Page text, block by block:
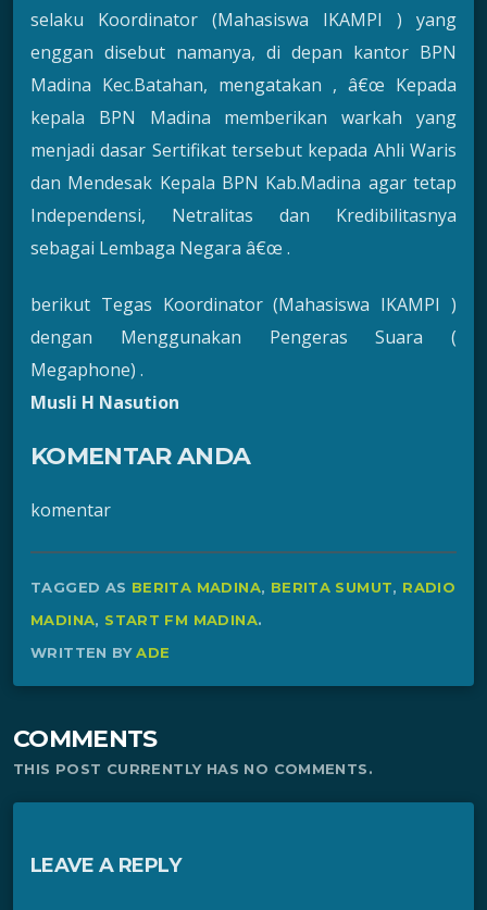
selaku Koordinator (Mahasiswa IKAMPI ) yang
enggan disebut namanya, di depan kantor BPN
Madina Kec.Batahan, mengatakan , â€œ Kepada
kepala BPN Madina memberikan warkah yang
menjadi dasar Sertifikat tersebut kepada Ahli Waris
dan Mendesak Kepala BPN Kab.Madina agar tetap
Independensi, Netralitas dan Kredibilitasnya
sebagai Lembaga Negara â€œ .
berikut Tegas Koordinator (Mahasiswa IKAMPI )
dengan Menggunakan Pengeras Suara (
Megaphone) .
Musli H Nasution
KOMENTAR ANDA
komentar
TAGGED AS BERITA MADINA, BERITA SUMUT, RADIO
MADINA, START FM MADINA.
WRITTEN BYADE
COMMENTS
THIS POST CURRENTLY HAS NO COMMENTS.
LEAVE A REPLY